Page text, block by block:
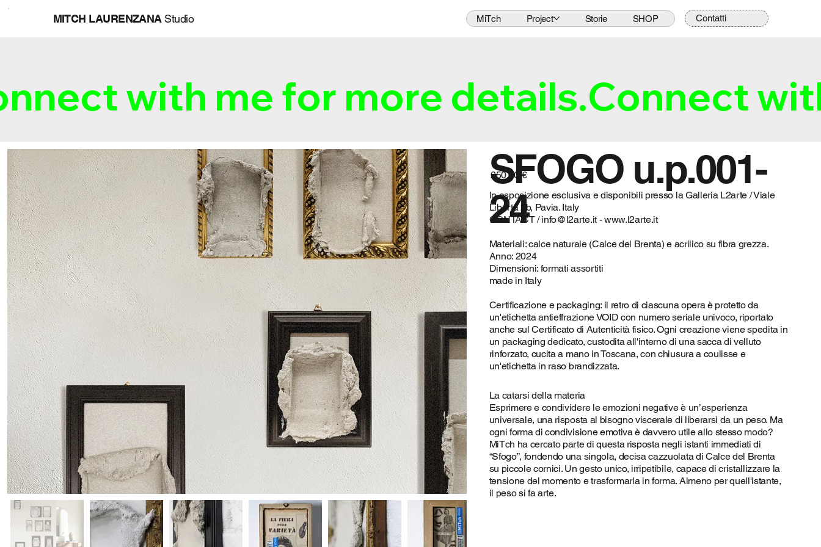
MITCH LAURENZANA Studio MiTch Project Storie SHOP Contatti
with me for more details.
SFOGO u.p.001-
24
250,00 €
In esposizione esclusiva e disponibili presso la Galleria L2arte / Viale
Libertà 2b, Pavia. Italy
CONTACT /info@l2arte.it-www.l2arte.it
Materiali: calce naturale (Calce del Brenta) e acrilico su fibra grezza.
Anno: 2024
Dimensioni: formati assortiti
made in Italy
Certificazione e packaging: il retro di ciascuna opera è protetto da
un'etichetta antieffrazione VOID con numero seriale univoco, riportato
anche sul Certificato di Autenticità fisico. Ogni creazione viene spedita in
un packaging dedicato, custodita all'interno di una sacca di velluto
rinforzato, cucita a mano in Toscana, con chiusura a coulisse e
un'etichetta in raso brandizzata.
La catarsi della materia
Esprimere e condividere le emozioni negative è un’esperienza
universale, una risposta al bisogno viscerale di liberarsi da un peso. Ma
ogni forma di condivisione emotiva è davvero utile allo stesso modo?
MiTch ha cercato parte di questa risposta negli istanti immediati di
“Sfogo”, fondendo una singola, decisa cazzuolata di Calce del Brenta
su piccole cornici. Un gesto unico, irripetibile, capace di cristallizzare la
tensione del momento e trasformarla in forma. Almeno per quell'istante,
il peso si fa arte.